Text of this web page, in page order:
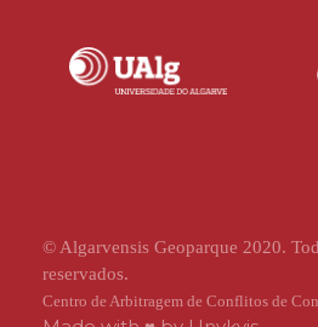
© Algarvensis Geoparque 2020.
reservados.
Centro de Arbitragem de Conflitos de